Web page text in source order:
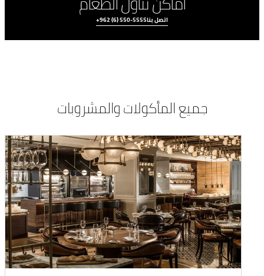
+962 (6) 550-5555اتصل بنا
جميع المأكولات
والمشروبات
تجارب الطهي
جميع المأكولات والمشروبات